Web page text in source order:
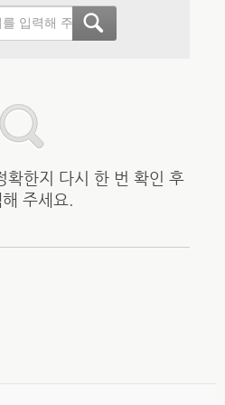
확한지 다시 한 번 확인 후
주세요.